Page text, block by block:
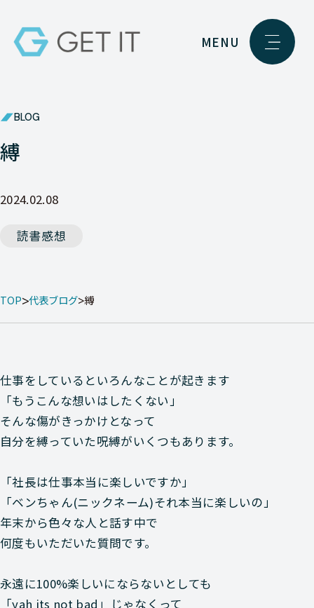
MENU
BLOG
縛
2024.02.08
読書感想
TOP 代表ブログ 縛
仕事をしているといろんなことが起きます
「もうこんな想いはしたくない」
そんな傷がきっかけとなって
自分を縛っていた呪縛がいくつもあります。
「社長は仕事本当に楽しいですか」
「ベンちゃん(ニックネーム)それ本当に楽しいの」
年末から色々な人と話す中で
何度もいただいた質問です。
永遠に100%楽しいにならないとしても
「yah its not bad」じゃなくって